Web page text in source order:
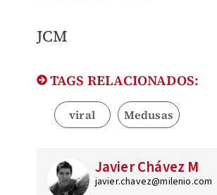
JCM
TAGS RELACIONADOS:
viral Medusas
Javier Chávez M
javier.chavez@milenio.com